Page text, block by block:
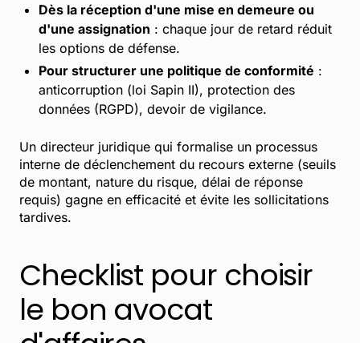
Dès la réception d'une mise en demeure ou
d'une assignation : chaque jour de retard réduit
les options de défense.
Pour structurer une politique de conformité :
anticorruption (loi Sapin II), protection des
données (RGPD), devoir de vigilance.
Un directeur juridique qui formalise un processus
interne de déclenchement du recours externe (seuils
de montant, nature du risque, délai de réponse
requis) gagne en efficacité et évite les sollicitations
tardives.
Checklist pour choisir
le bon avocat